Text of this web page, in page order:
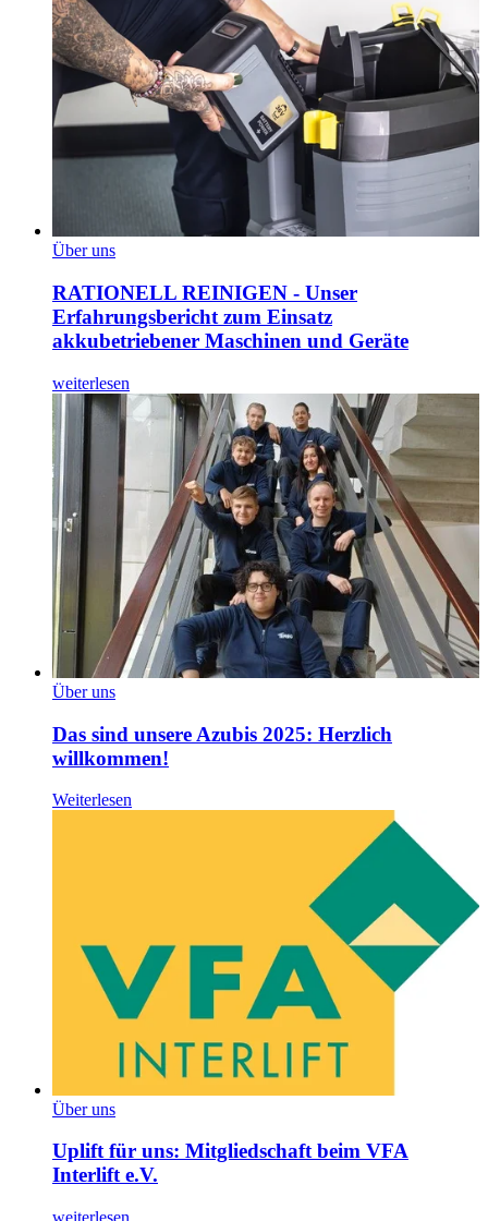
Über uns
RATIONELL REINIGEN - Unser
Erfahrungsbericht zum Einsatz
akkubetriebener Maschinen und Geräte
weiterlesen
Über uns
Das sind unsere Azubis 2025: Herzlich
willkommen!
Weiterlesen
Über uns
Uplift für uns: Mitgliedschaft beim VFA
Interlift e.V.
weiterlesen